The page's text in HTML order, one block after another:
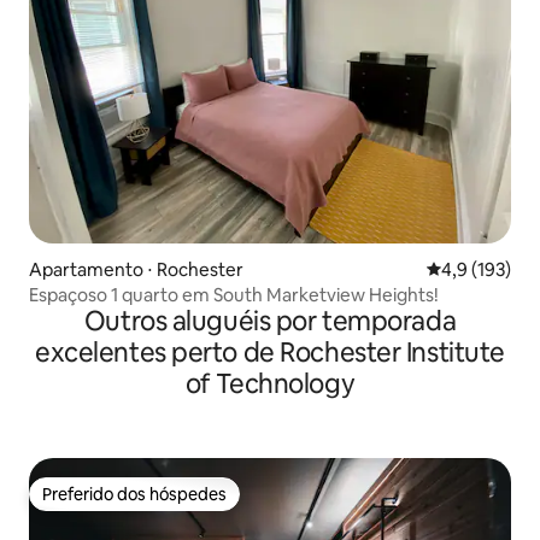
Apartamento ⋅ Rochester 4,9 de uma
4,9 (193)
Espaçoso 1 quarto em South Marketview Heights!
Outros aluguéis por temporada
excelentes perto de Rochester Institute
of Technology
Preferido dos hóspedes
Preferido dos hóspedes